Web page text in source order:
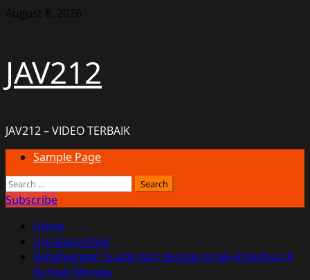
Skip
August 8, 2026
JAV212
JAV212 – VIDEO TERBAIK
PrimarySample Page
Search
for:
Subscribe
Home
Uncategorized
Kebahagiaan Suami Istri dengan Anak-Anak Kos di
Rumah Mereka